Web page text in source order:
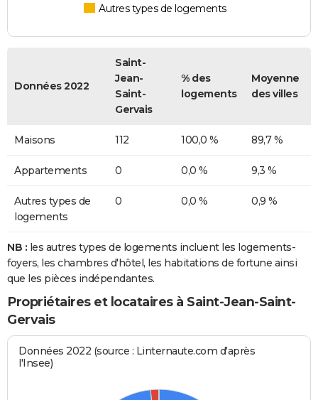
Autres types de logements
Données 2022
Saint-
Jean-
Saint-
Gervais
% des
logements
Moyenne
des villes
Maisons 112 100,0 % 89,7 %
Appartements 0 0,0 % 9,3 %
Autres types de
logements
0 0,0 % 0,9 %
NB : les autres types de logements incluent les logements-
foyers, les chambres d'hôtel, les habitations de fortune ainsi
que les pièces indépendantes.
Propriétaires et locataires à Saint-Jean-Saint-
Gervais
Données 2022 (source : Linternaute.com d'après
l'Insee)